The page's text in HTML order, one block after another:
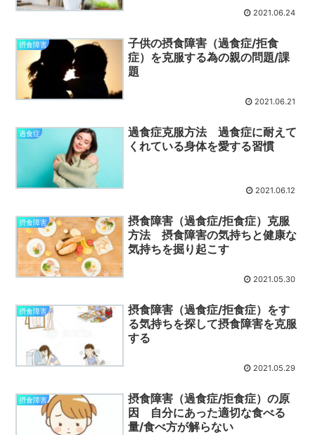
2021.06.24
摂食障害
子供の摂食障害（過食症/拒食
症）を克服する為の親の問題/課
題
2021.06.21
過食症
過食症克服方法 過食症に耐えて
くれている身体を愛する習慣
2021.06.12
摂食障害
摂食障害（過食症/拒食症）克服
方法 摂食障害の気持ちと健康な
気持ちを掘り起こす
2021.05.30
摂食障害
摂食障害（過食症/拒食症）をす
る気持ちを探して摂食障害を克服
する
2021.05.29
摂食障害
摂食障害（過食症/拒食症）の原
因 自分にあった適切な食べる
量/食べ方が解らない